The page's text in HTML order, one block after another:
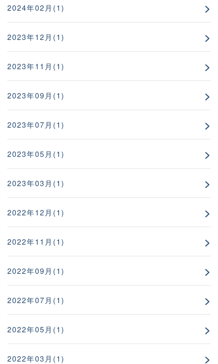
2024年02月(1)
2023年12月(1)
2023年11月(1)
2023年09月(1)
2023年07月(1)
2023年05月(1)
2023年03月(1)
2022年12月(1)
2022年11月(1)
2022年09月(1)
2022年07月(1)
2022年05月(1)
2022年03月(1)